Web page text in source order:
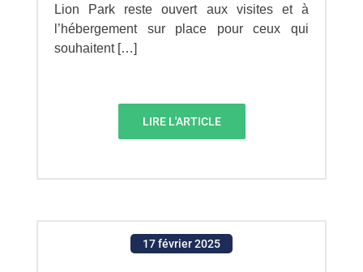
Lion Park reste ouvert aux visites et à
l’hébergement sur place pour ceux qui
souhaitent […]
LIRE L'ARTICLE
17 février 2025